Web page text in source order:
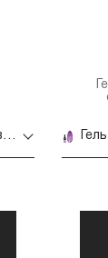
Гель-лак ART In Detail Neon Flash светоотражающий 6 мл (002)